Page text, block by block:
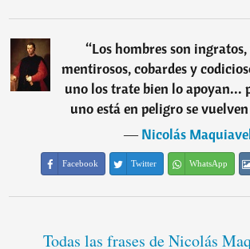
“Los hombres son
mentirosos, cobardes y
uno los trate bien lo apoyan...
uno está en peligro se
―Nicolás
Facebook Twitter WhatsApp
Todas las frases de Nicolás